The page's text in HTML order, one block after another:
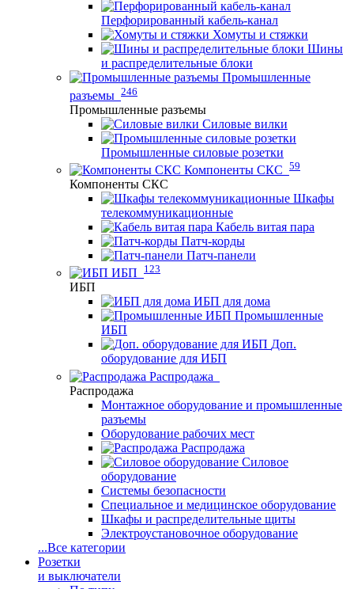
Перфорированный кабель-канал
Хомуты и стяжки
Шины
и распределительные блоки
Промышленные
разъемы 246
Промышленные разъемы
Силовые вилки
Промышленные силовые розетки
Компоненты СКС 59
Компоненты СКС
Шкафы
телекоммуникационные
Кабель витая пара
Патч-корды
Патч-панели
ИБП
123
ИБП
ИБП для дома
Промышленные
ИБП
Доп.
оборудование для ИБП
Распродажа
Распродажа
Монтажное оборудование и промышленные
разъемы
Оборудование рабочих мест
Распродажа
Силовое
оборудование
Системы безопасности
Специальное и медицинское оборудование
Шкафы и распределительные щиты
Электроустановочное оборудование
...Все категории
Розетки
и выключатели